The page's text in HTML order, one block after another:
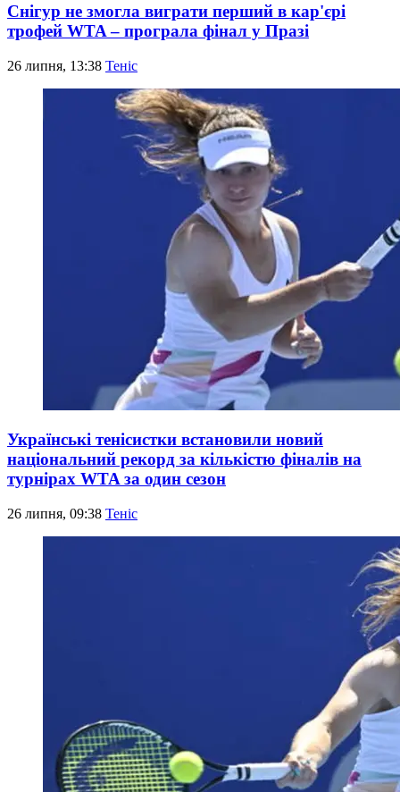
Снігур не змогла виграти перший в кар'єрі
трофей WTA – програла фінал у Празі
26 липня, 13:38 Теніс
Українські тенісистки встановили новий
національний рекорд за кількістю фіналів на
турнірах WTA за один сезон
26 липня, 09:38 Теніс